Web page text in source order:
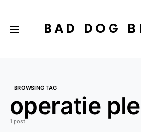
BAD DOG
BROWSING TAG
operatie
1 post